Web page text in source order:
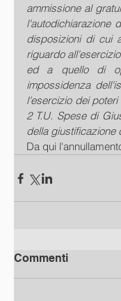
ammissione al
l'autodichiarazione
disposizioni di cui
riguardo
ed a quello di
impossidenza
l'esercizio dei
2 T.U. Spese di
della giustificazione
Da qui
Commenti